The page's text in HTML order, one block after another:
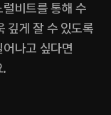
비트를 통해 수
깊게 잘 수 있도록
나고 싶다면
.